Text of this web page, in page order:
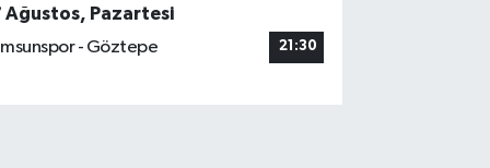
Ağustos, Pazartesi
- Göztepe
21:30